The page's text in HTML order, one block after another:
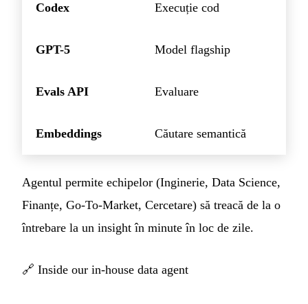
Codex Execuție cod
GPT-5 Model flagship
Evals API Evaluare
Embeddings Căutare semantică
Agentul permite echipelor (Inginerie, Data Science,
Finanțe, Go-To-Market, Cercetare) să treacă de la o
întrebare la un insight în minute în loc de zile.
🔗 Inside our in-house data agent